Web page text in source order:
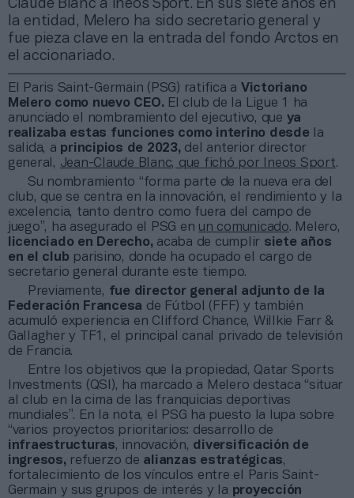
Claude Blanc a Ineos Sport. En sus siete años en
la entidad, Melero ha sido secretario general y
fue pieza clave en la entrada del fondo Arctos en
el accionariado.
El Paris Saint-Germain (PSG) ratifica a Victoriano
Melero como nuevo CEO. El club de la Ligue 1 ha
anunciado el nombramiento del ejecutivo, que ya
realizaba estas funciones como interino desde la
salida, a principios de 2023, del anterior director
general, Jean-Claude Blanc, que fichó por Ineos Sport.
Su nombramiento “forma parte de la nueva era del
club, que se centra en la innovación, el rendimiento y la
excelencia, tanto dentro como fuera del campo de
juego”, ha asegurado el PSG en un comunicado. Melero,
licenciado en Derecho, acaba de cumplir siete años
en el club parisino, donde ha ocupado el cargo de
secretario general durante este tiempo.
Previamente, fue director general adjunto de la
Federación Francesa de Fútbol (FFF) y también
acumuló experiencia en Clifford Chance, Willkie Farr &
Gallagher y TF1, el principal canal privado de televisión
de Francia.
Entre los objetivos que la propiedad, Qatar Sports
Investments (QSI), ha marcado a Melero destaca “situar
al club en la cima de las franquicias deportivas
mundiales”. En la nota, el PSG ha puesto la lupa sobre
“varios proyectos prioritarios: desarrollo de
infraestructuras, innovación, diversificación de
ingresos, refuerzo de alianzas estratégicas,
fortalecimiento de los vínculos entre el Paris Saint-
Germain y sus grupos de interés y la proyección